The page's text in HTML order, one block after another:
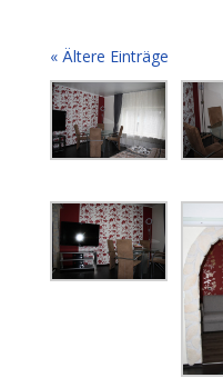
« Ältere Einträge